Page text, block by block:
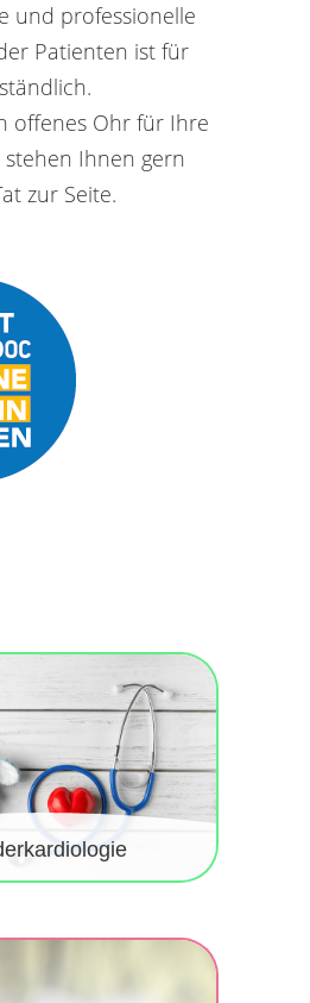
und professionelle
Patienten ist für
offenes Ohr für Ihre
Ihnen gern
zur Seite.